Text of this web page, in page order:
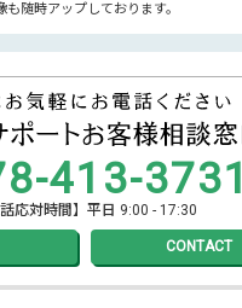
随時アップしております。
413-3731
話応対時間】平日 9:00 - 17:30
CONTACT